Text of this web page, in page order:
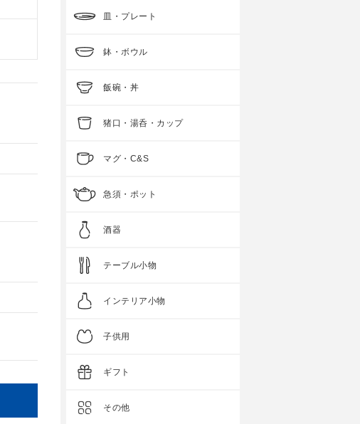
皿・プレート
鉢・ボウル
飯碗・丼
猪口・湯呑・カップ
マグ・C&S
急須・ポット
酒器
テーブル小物
インテリア小物
子供用
ギフト
その他